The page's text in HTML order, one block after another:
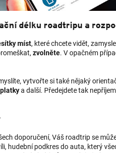
délku roadtripu a
míst, které chcete vidět,
zvolněte. V opačném
vytvořte si také nějaký
a další. Předejdete tak
doporučení, Váš roadtrip se
hudební podkres do auta, který